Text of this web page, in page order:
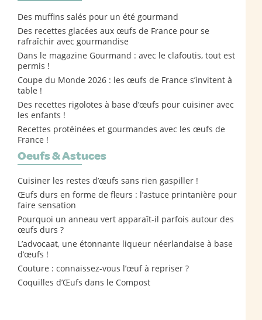
Des muffins salés pour un été gourmand
Des recettes glacées aux œufs de France pour se
rafraîchir avec gourmandise
Dans le magazine Gourmand : avec le clafoutis, tout est
permis !
Coupe du Monde 2026 : les œufs de France s’invitent à
table !
Des recettes rigolotes à base d’œufs pour cuisiner avec
les enfants !
Recettes protéinées et gourmandes avec les œufs de
France !
Oeufs & Astuces
Cuisiner les restes d’œufs sans rien gaspiller !
Œufs durs en forme de fleurs : l’astuce printanière pour
faire sensation
Pourquoi un anneau vert apparaît-il parfois autour des
œufs durs ?
L’advocaat, une étonnante liqueur néerlandaise à base
d’œufs !
Couture : connaissez-vous l’œuf à repriser ?
Coquilles d’Œufs dans le Compost